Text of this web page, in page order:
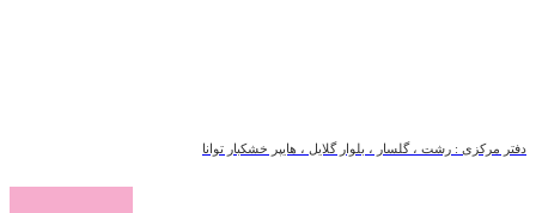
دفتر مرکزی : رشت ، گلسار ، بلوار گلایل ، هایپر خشکبار توانا